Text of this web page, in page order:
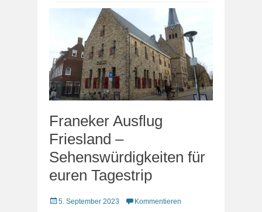
Franeker Ausflug
Friesland –
Sehenswürdigkeiten für
euren Tagestrip
Veröffentlicht
5. September 2023 Kommentieren